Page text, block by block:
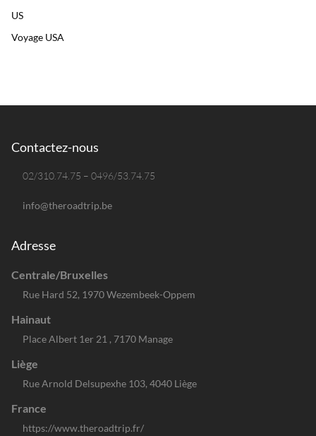
US
Voyage USA
Contactez-nous
02/310.74.75 – 0496/53.74.75
info@theroadtrip.be
Adresse
Centrale/Bruxelles
Rue Hard 52, 1970 Wezembeek-Oppem
Hainaut
Place Albert 1er 21 , 7170 Manage
Liège
Rue Arnold Delsupexhe 103, 4040 Liège
France
https://www.theroadtrip.fr/